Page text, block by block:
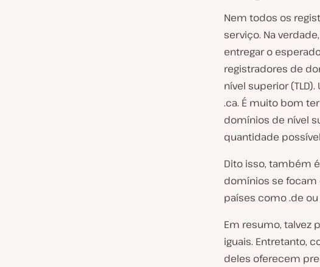
Nem todos os
serviço. Na
entregar o
registradores de
nível superior (TLD).
.ca. É muito bom
domínios de nível
quantidade
Dito isso, também
domínios se
países como .de ou
Em resumo, talvez
iguais. Entretanto,
deles oferecem